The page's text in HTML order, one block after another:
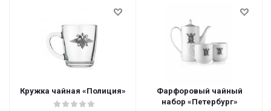
Кружка чайная «Полиция»
Фарфоровый чайный
набор «Петербург»